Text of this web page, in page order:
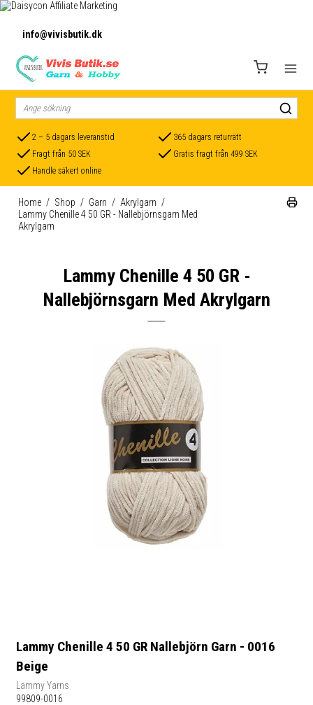
info@vivisbutik.dk
2 – 5 dagars leveranstid
365 dagars returrätt
Fragt från 50 SEK
Gratis fragt från 499 SEK
Handle säkert online
Home / Shop / Garn / Akrylgarn /
Lammy Chenille 4 50 GR - Nallebjörnsgarn Med
Akrylgarn
Lammy Chenille 4 50 GR -
Nallebjörnsgarn Med Akrylgarn
Lammy Chenille 4 50 GR Nallebjörn Garn - 0016
Beige
Lammy Yarns
99809-0016